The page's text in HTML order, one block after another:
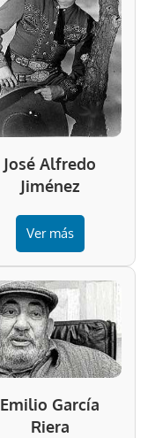
José Alfredo
Jiménez
Ver más
Emilio García
Riera